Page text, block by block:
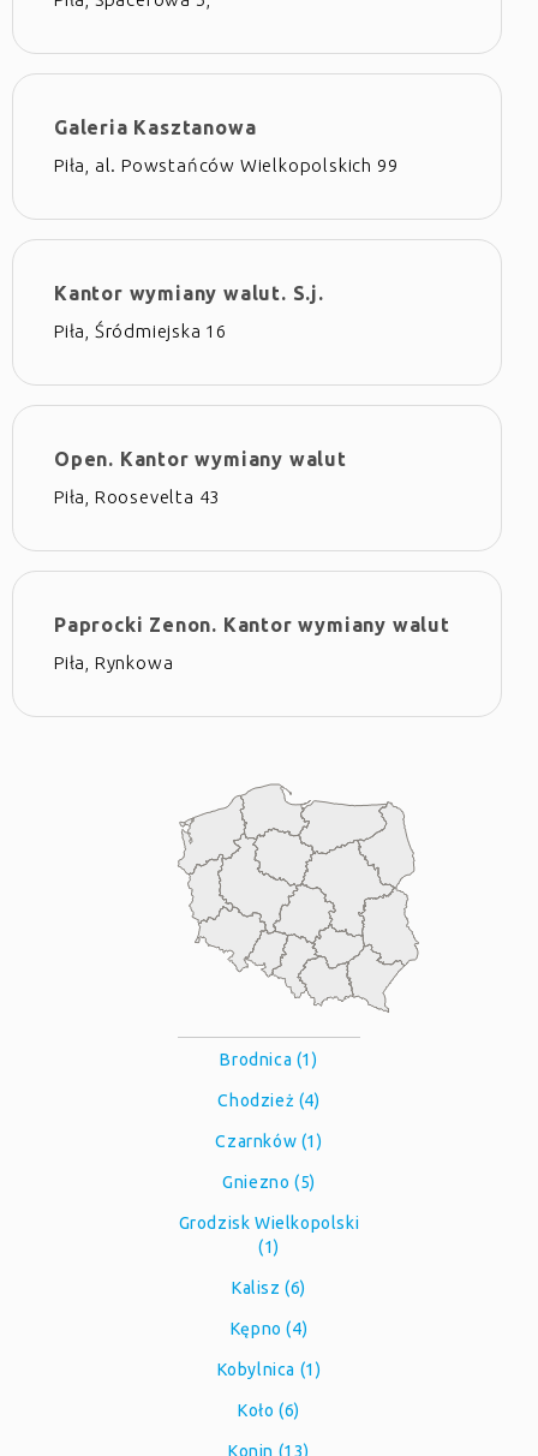
Galeria Kasztanowa
Piła, al. Powstańców Wielkopolskich 99
Kantor wymiany walut. S.j.
Piła, Śródmiejska 16
Open. Kantor wymiany walut
Piła, Roosevelta 43
Paprocki Zenon. Kantor wymiany walut
Piła, Rynkowa
Brodnica (1)
Chodzież (4)
Czarnków (1)
Gniezno (5)
Grodzisk Wielkopolski
(1)
Kalisz (6)
Kępno (4)
Kobylnica (1)
Koło (6)
Konin (13)